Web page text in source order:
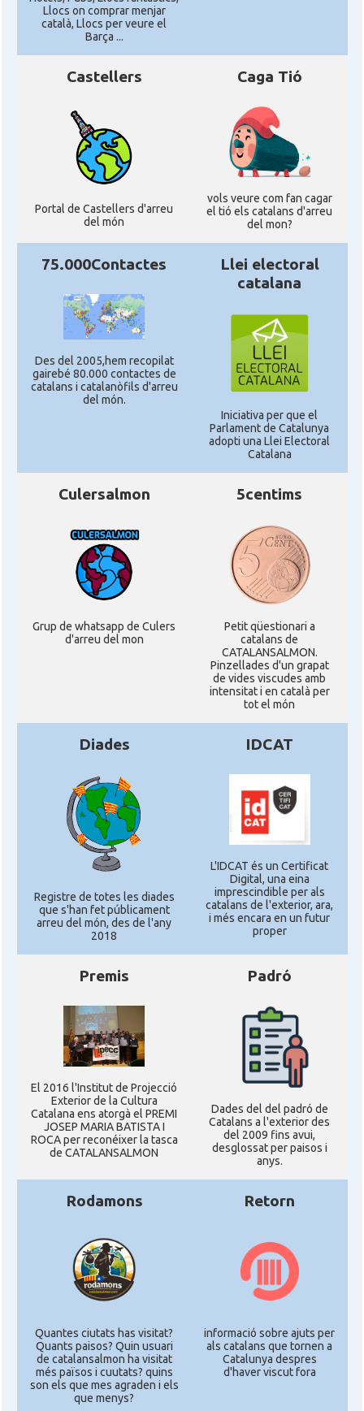
Llocs on comprar menjar
català, Llocs per veure el
Barça ...
Castellers
Portal de Castellers d'arreu
del món
Caga Tió
vols veure com fan cagar
el tió els catalans d'arreu
del mon?
75.000Contactes
Des del 2005,hem recopilat
gairebé 80.000 contactes de
catalans i catalanòfils d'arreu
del món.
Llei electoral
catalana
Iniciativa per que el
Parlament de Catalunya
adopti una Llei Electoral
Catalana
Culersalmon
Grup de whatsapp de Culers
d'arreu del mon
5centims
Petit qüestionari a
catalans de
CATALANSALMON.
Pinzellades d'un grapat
de vides viscudes amb
intensitat i en català per
tot el món
Diades
Registre de totes les diades
que s'han fet públicament
arreu del món, des de l'any
2018
IDCAT
L'IDCAT és un Certificat
Digital, una eina
imprescindible per als
catalans de l'exterior, ara,
i més encara en un futur
proper
Premis
El 2016 l'Institut de Projecció
Exterior de la Cultura
Catalana ens atorgà el PREMI
JOSEP MARIA BATISTA I
ROCA per reconéixer la tasca
de CATALANSALMON
Padró
Dades del del padró de
Catalans a l'exterior des
del 2009 fins avui,
desglossat per paisos i
anys.
Rodamons
Quantes ciutats has visitat?
Quants paisos? Quin usuari
de catalansalmon ha visitat
més països i cuutats? quins
son els que mes agraden i els
que menys?
Retorn
informació sobre ajuts per
als catalans que tornen a
Catalunya despres
d'haver viscut fora